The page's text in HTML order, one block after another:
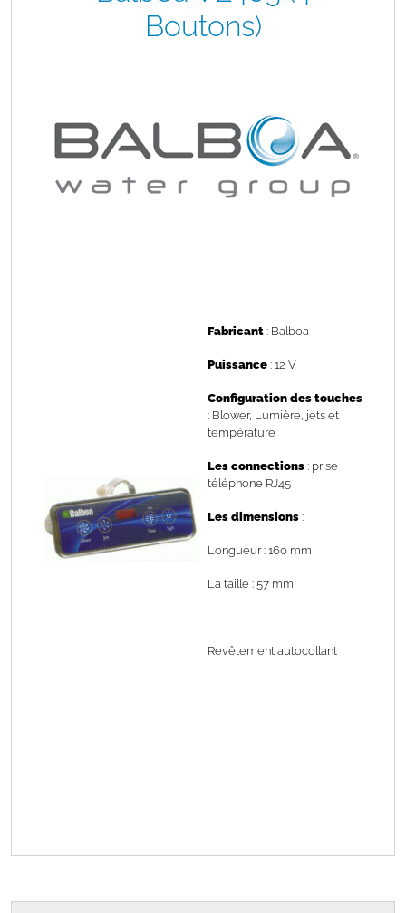
Boutons)
Fabricant : Balboa
Puissance : 12 V
Configuration des touches
: Blower, Lumière, jets et
température
Les connections : prise
téléphone RJ45
Les dimensions :
Longueur : 160 mm
La taille : 57 mm
Revêtement autocollant